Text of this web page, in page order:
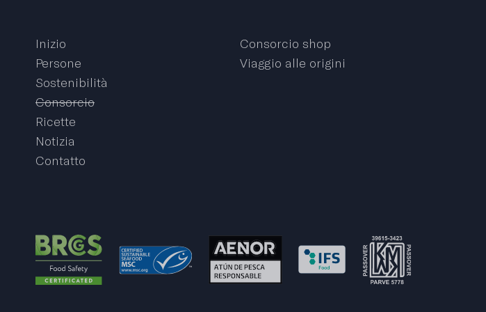
Inizio
Persone
Sostenibilità
Consorcio
Ricette
Notizia
Contatto
Consorcio shop
Viaggio alle origini